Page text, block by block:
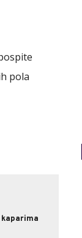
pola